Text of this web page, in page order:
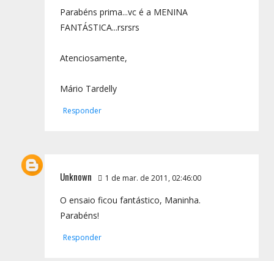
Parabéns prima...vc é a MENINA
FANTÁSTICA...rsrsrs
Atenciosamente,
Mário Tardelly
Responder
Unknown 1 de mar. de 2011, 02:46:00
O ensaio ficou fantástico, Maninha.
Parabéns!
Responder